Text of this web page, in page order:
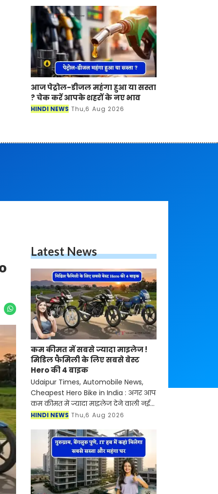
आज पेट्रोल-डीजल महंगा हुआ या सस्ता
? चेक करें आपके शहरों के नए भाव
HINDI NEWS Thu,6 Aug 2026
Latest News
कम कीमत में सबसे ज्यादा माइलेज !
मिडिल फैमिली के लिए सबसे बेस्ट
Hero की 4 बाइक
Udaipur Times, Automobile News,
Cheapest Hero Bike in India : अगर आप
कम कीमत में ज्यादा माइलेज देने वाली नई
बाइक खरीदने की सोच रहे हैं, तो Hero
मौजूद हैं। भारतीय बाजा
HINDI NEWS Thu,6 Aug 2026